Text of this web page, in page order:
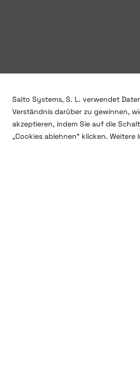
Salto Systems, S. L. verwendet
Verständnis darüber zu gewinnen,
akzeptieren, indem Sie auf die
„Cookies ablehnen“ klicken.